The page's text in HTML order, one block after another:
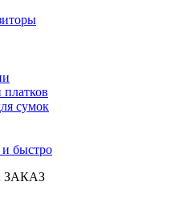
сумок
и быстро